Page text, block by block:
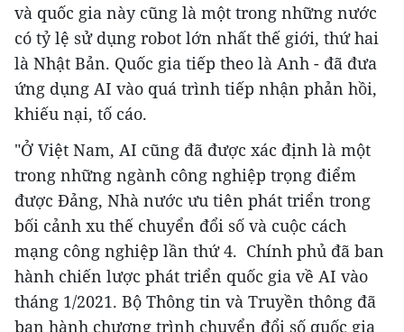
và quốc gia này cũng là một trong những nước
có tỷ lệ sử dụng robot lớn nhất thế giới, thứ hai
là Nhật Bản. Quốc gia tiếp theo là Anh - đã đưa
ứng dụng AI vào quá trình tiếp nhận phản hồi,
khiếu nại, tố cáo.
"Ở Việt Nam, AI cũng đã được xác định là một
trong những ngành công nghiệp trọng điểm
được Đảng, Nhà nước ưu tiên phát triển trong
bối cảnh xu thế chuyển đổi số và cuộc cách
mạng công nghiệp lần thứ 4. Chính phủ đã ban
hành chiến lược phát triển quốc gia về AI vào
tháng 1/2021. Bộ Thông tin và Truyền thông đã
ban hành chương trình chuyển đổi số quốc gia